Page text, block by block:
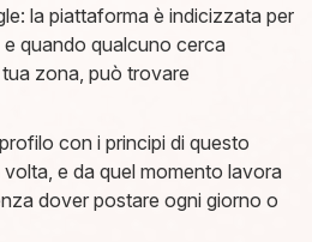
la piattaforma è indicizzata per
quando qualcuno cerca
zona, può trovare
con i principi di questo
e da quel momento lavora
dover postare ogni giorno o